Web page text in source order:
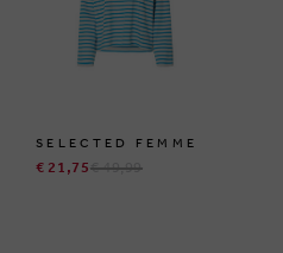
SELECTED FEMME
€ 21,75€ 49,99